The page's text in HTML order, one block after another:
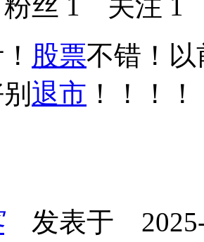
股票不错！
退市 ！！！！
发表于 2025-